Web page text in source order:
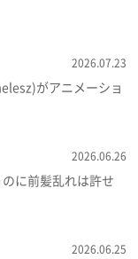
2026.07.23
がアニメーショ
2026.06.26
に前髪乱れは許せ
2026.06.25